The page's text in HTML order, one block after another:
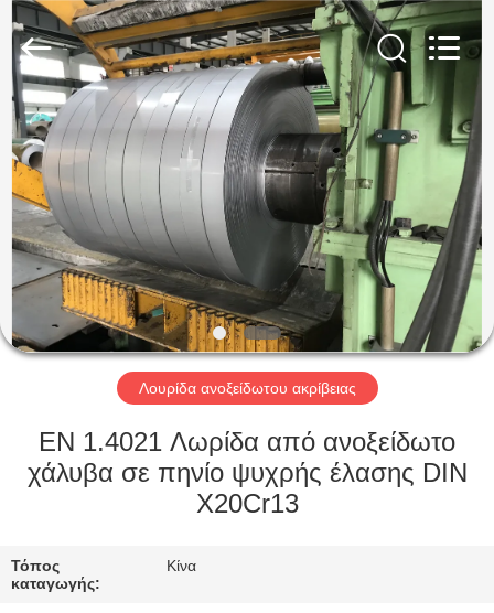
ΣΠΊΤΙ
ΠΡΟΪΌΝΤΑ
ΒΊΝΤΕΟ
ΠΕΡΊΠΟΥ
ΕΜΕΊΣ
ΓΎΡΟΣ
ΕΡΓΟΣΤΑΣΊΩΝ
ΈΛΕΓΧΟΣ
Special
Steel
Co.,
Ltd.
Rights
Reserved.
Λουρίδα ανοξείδωτου ακρίβειας
EN 1.4021 Λωρίδα από ανοξείδωτο
χάλυβα σε πηνίο ψυχρής έλασης DIN
X20Cr13
Τόπος
καταγωγής:
Κίνα